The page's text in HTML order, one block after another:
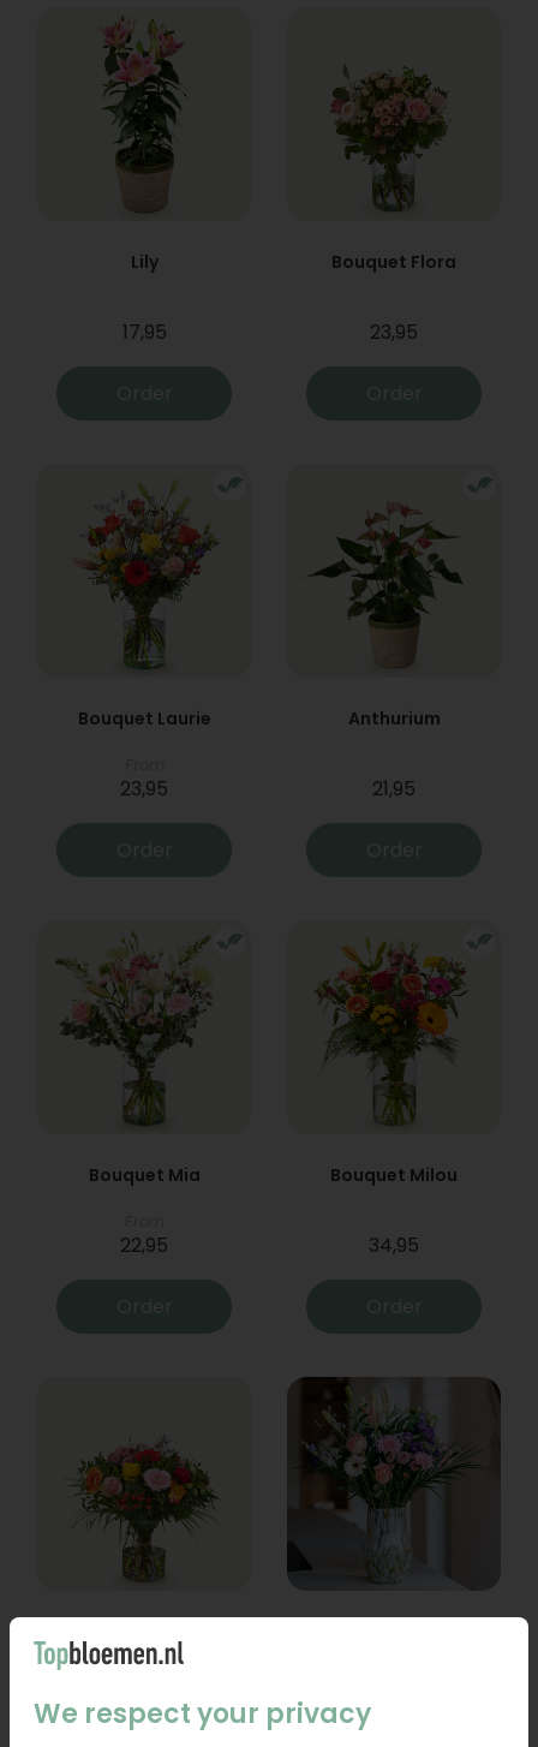
Lily
17,95
Order
Bouquet Flora
23,95
Order
Bouquet Laurie
23,95
Order
Anthurium
21,95
Order
Bouquet Mia
22,95
Order
Bouquet Milou
34,95
Order
18,95
We respect your privacy